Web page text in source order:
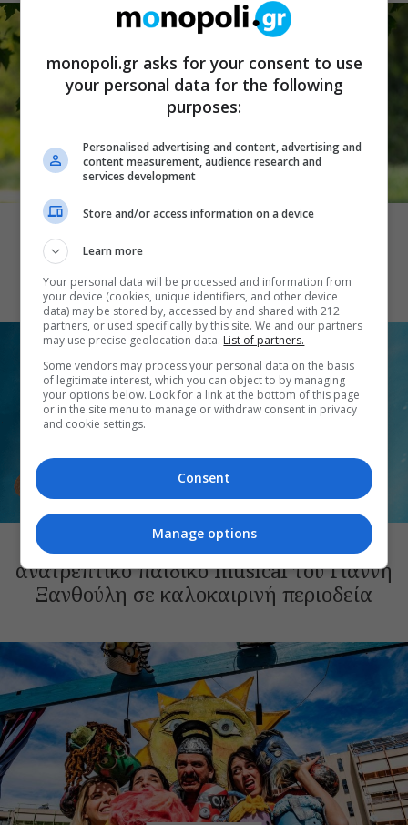
Οι άθλοι του Ηρακλή: Ο Καραγκιόζης
του Ηλία Καρελλά στον Κήπο του
Μεγάρου
ΘΕΑΤΡΙΚΑ ΝΕΑ
Η Αλίκη στη χώρα των ψαριών: Το
ανατρεπτικό παιδικό musical του Γιάννη
Ξανθούλη σε καλοκαιρινή περιοδεία
monopoli.gr asks for your consent to use
your personal data for the following
purposes:
Personalised advertising and content, advertising and
content measurement, audience research and
services development
Store and/or access information on a device
Learn more
Your personal data will be processed and information from
your device (cookies, unique identifiers, and other device
data) may be stored by, accessed by and shared with 212
partners, or used specifically by this site. We and our partners
may use precise geolocation data. List of partners.
Some vendors may process your personal data on the basis
of legitimate interest, which you can object to by managing
your options below. Look for a link at the bottom of this page
or in the site menu to manage or withdraw consent in privacy
and cookie settings.
Consent
Manage options